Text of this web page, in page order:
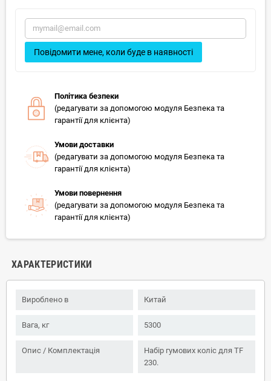
Повідомити мене, коли буде в наявності
Політика безпеки
(редагувати за допомогою модуля Безпека та
гарантії для клієнта)
Умови доставки
(редагувати за допомогою модуля Безпека та
гарантії для клієнта)
Умови повернення
(редагувати за допомогою модуля Безпека та
гарантії для клієнта)
ХАРАКТЕРИСТИКИ
Вироблено в Китай
Вага, кг 5300
Опис / Комплектація
Набір гумових коліс для TF
230.